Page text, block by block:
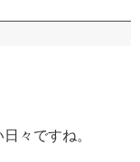
々ですね。